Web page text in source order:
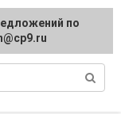
по